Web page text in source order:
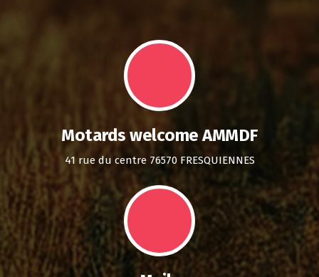
Motards welcome AMMDF
41 rue du centre 76570 FRESQUIENNES